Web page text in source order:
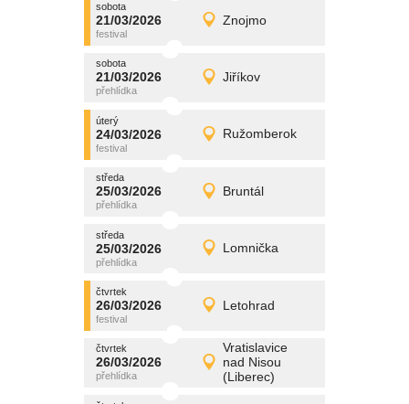
sobota
21/03/2026 Znojmo
sobota
21/03/2026 Detail
promítání
sobota
21/03/2026 Jiříkov
sobota
21/03/2026 Detail
promítání
úterý
24/03/2026 Ružomberok
úterý
24/03/2026 Detail
promítání
středa
25/03/2026 Bruntál
středa
25/03/2026 Detail
promítání
středa
25/03/2026 Lomnička
středa
25/03/2026 Detail
promítání
čtvrtek
26/03/2026 Letohrad
čtvrtek
26/03/2026 Detail
promítání
čtvrtek
26/03/2026
Vratislavice
nad Nisou
(Liberec)
čtvrtek
26/03/2026 Detail
promítání